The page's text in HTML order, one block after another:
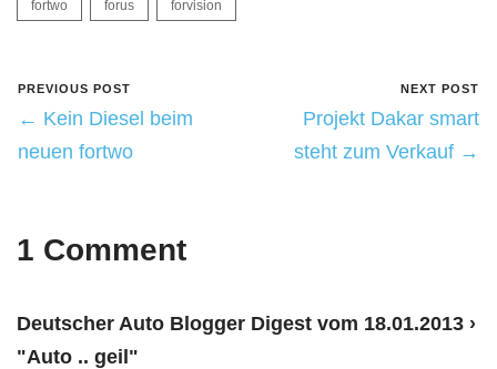
fortwo forus forvision
PREVIOUS POST
← Kein Diesel beim
neuen fortwo
NEXT POST
Projekt Dakar smart
steht zum Verkauf →
1 Comment
Deutscher Auto Blogger Digest vom 18.01.2013 ›
"Auto .. geil"